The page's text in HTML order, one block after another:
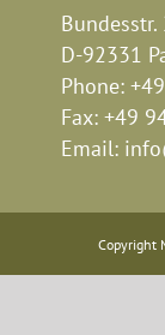
Bundesstr.
D-92331
Phone:
Fax: +49
Email:
Copyright